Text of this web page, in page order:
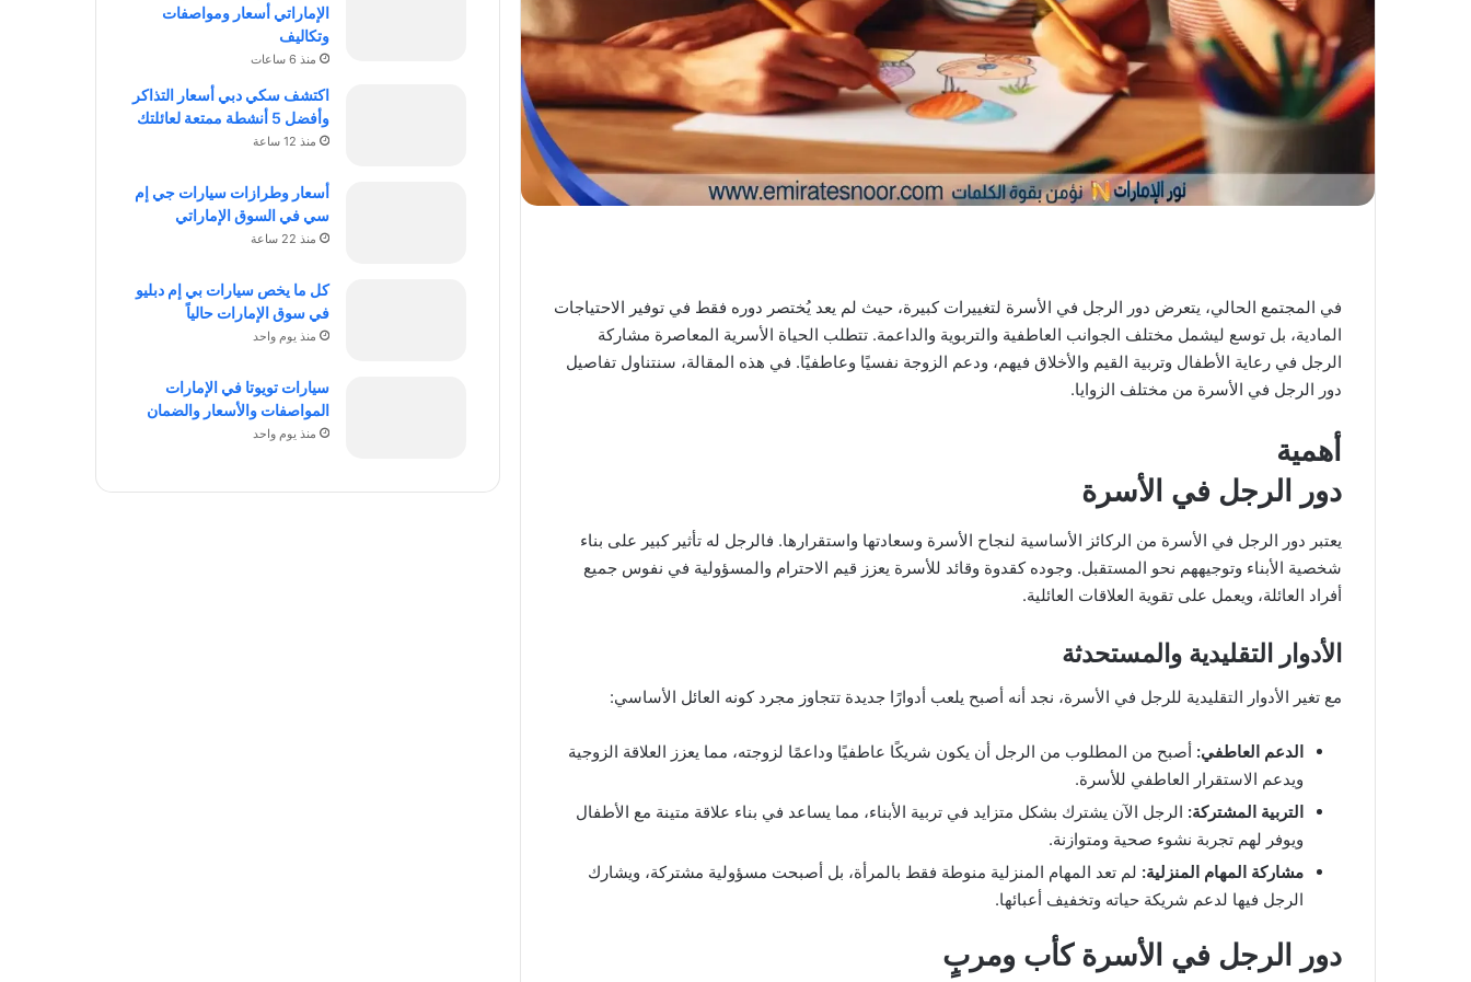
في المجتمع الحالي، يتعرض دور الرجل في الأسرة لتغييرات كبيرة، حيث لم يعد يُختصر دوره فقط في توفير الاحتياجات
المادية، بل توسع ليشمل مختلف الجوانب العاطفية والتربوية والداعمة. تتطلب الحياة الأسرية المعاصرة مشاركة
الرجل في رعاية الأطفال وتربية القيم والأخلاق فيهم، ودعم الزوجة نفسيًا وعاطفيًا. في هذه المقالة، سنتناول تفاصيل
دور الرجل في الأسرة من مختلف الزوايا.
أهمية
دور الرجل في الأسرة
يعتبر دور الرجل في الأسرة من الركائز الأساسية لنجاح الأسرة وسعادتها واستقرارها. فالرجل له تأثير كبير على بناء
شخصية الأبناء وتوجيههم نحو المستقبل. وجوده كقدوة وقائد للأسرة يعزز قيم الاحترام والمسؤولية في نفوس جميع
أفراد العائلة، ويعمل على تقوية العلاقات العائلية.
الأدوار التقليدية والمستحدثة
مع تغير الأدوار التقليدية للرجل في الأسرة، نجد أنه أصبح يلعب أدوارًا جديدة تتجاوز مجرد كونه العائل الأساسي:
الدعم العاطفي: أصبح من المطلوب من الرجل أن يكون شريكًا عاطفيًا وداعمًا لزوجته، مما يعزز العلاقة الزوجية
ويدعم الاستقرار العاطفي للأسرة.
التربية المشتركة: الرجل الآن يشترك بشكل متزايد في تربية الأبناء، مما يساعد في بناء علاقة متينة مع الأطفال
ويوفر لهم تجربة نشوء صحية ومتوازنة.
مشاركة المهام المنزلية: لم تعد المهام المنزلية منوطة فقط بالمرأة، بل أصبحت مسؤولية مشتركة، ويشارك
الرجل فيها لدعم شريكة حياته وتخفيف أعبائها.
دور الرجل في الأسرة كأب ومربٍ
الإماراتي أسعار ومواصفات
وتكاليف
منذ 6 ساعات
اكتشف سكي دبي أسعار التذاكر
وأفضل 5 أنشطة ممتعة لعائلتك
منذ 12 ساعة
أسعار وطرازات سيارات جي إم
سي في السوق الإماراتي
منذ 22 ساعة
كل ما يخص سيارات بي إم دبليو
في سوق الإمارات حالياً
منذ يوم واحد
سيارات تويوتا في الإمارات
المواصفات والأسعار والضمان
منذ يوم واحد